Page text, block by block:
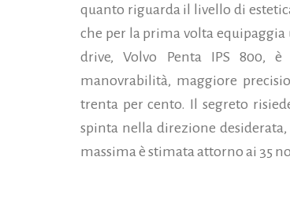
quanto riguarda il livello di
che per la prima volta equipaggia
drive, Volvo Penta IPS 800,
manovrabilità, maggiore
trenta per cento. Il segreto
spinta nella direzione
massima è stimata attorno ai 35